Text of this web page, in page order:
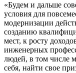
«Будем и дальше
условия для
модернизации
созданию
мест, к росту
инженерных
людей, в том числе
себя, найти свое